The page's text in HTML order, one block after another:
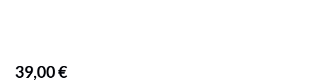
Regulärer Preis:
39,00 €